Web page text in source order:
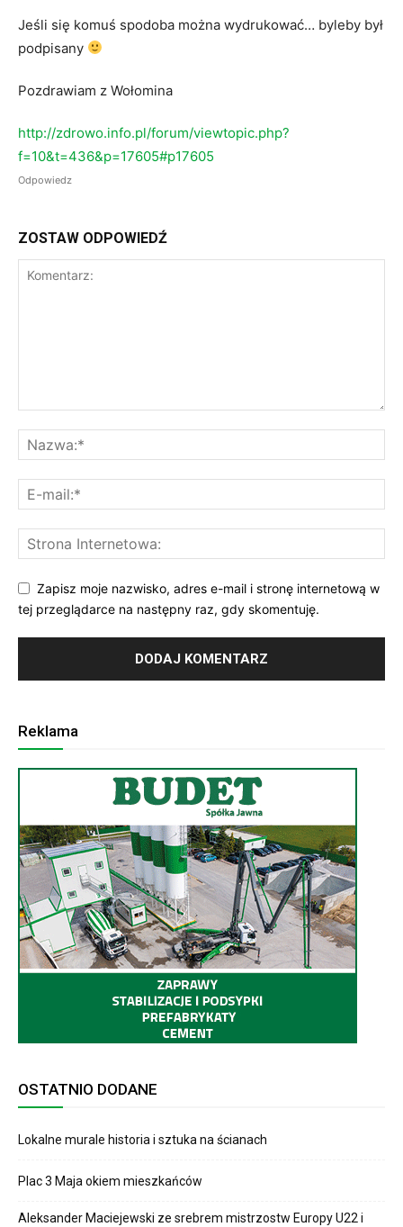
Jeśli się komuś spodoba można wydrukować… byleby był
podpisany
Pozdrawiam z Wołomina
http://zdrowo.info.pl/forum/viewtopic.php?
f=10&t=436&p=17605#p17605
Odpowiedz
ZOSTAW ODPOWIEDŹ
Zapisz moje nazwisko, adres e-mail i stronę internetową w
tej przeglądarce na następny raz, gdy skomentuję.
Reklama
OSTATNIO DODANE
Lokalne murale historia i sztuka na ścianach
Plac 3 Maja okiem mieszkańców
Aleksander Maciejewski ze srebrem mistrzostw Europy U22 i